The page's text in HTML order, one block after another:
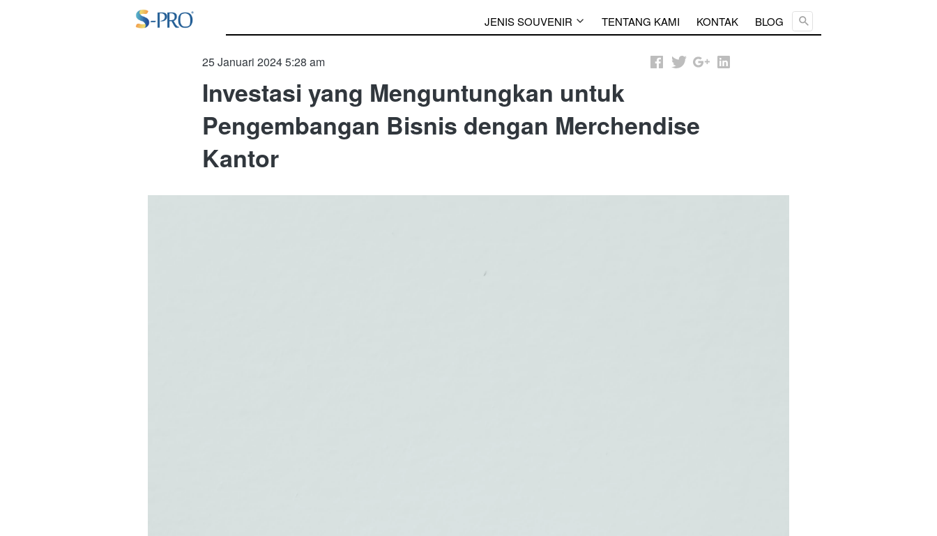
JENIS SOUVENIR TENTANG KAMI KONTAK BLOG
25 Januari 2024 5:28 am
Investasi yang Menguntungkan untuk
Pengembangan Bisnis dengan Merchendise
Kantor